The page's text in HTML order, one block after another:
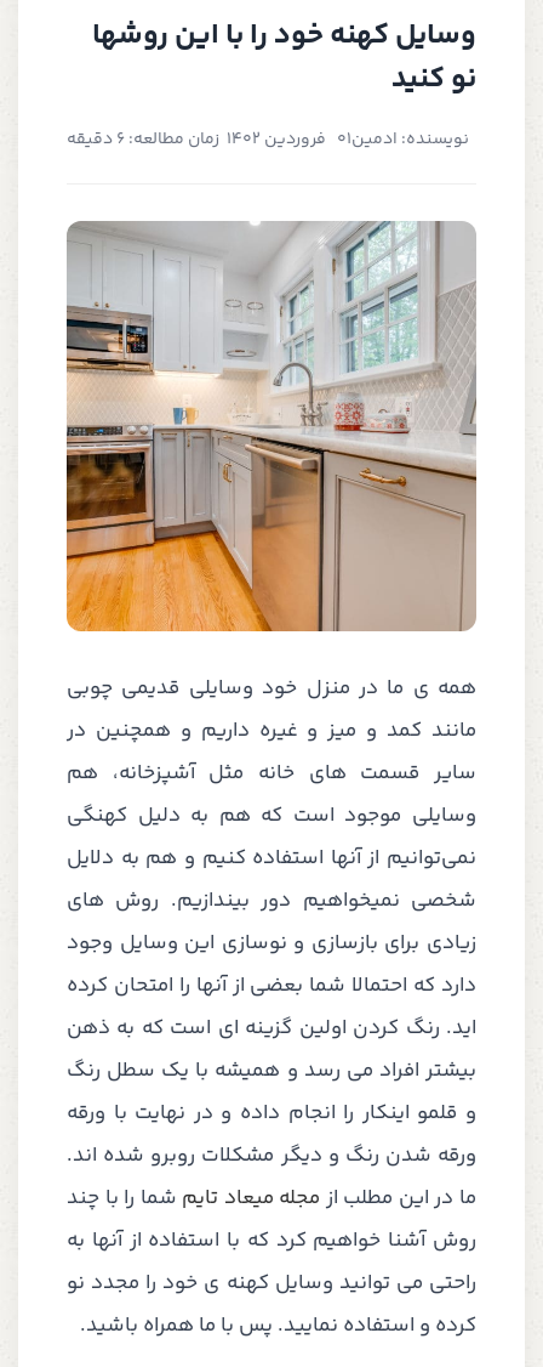
وسایل کهنه خود را با این روشها
نو کنید
نویسنده: ادمین01 فروردین 1402 زمان مطالعه: 6 دقیقه
همه ی ما در منزل خود وسایلی قدیمی چوبی
مانند کمد و میز و غیره داریم و همچنین در
سایر قسمت های خانه مثل آشپزخانه، هم
وسایلی موجود است که هم به دلیل کهنگی
نمی‌توانیم از آنها استفاده کنیم و هم به دلایل
شخصی نمیخواهیم دور بیندازیم. روش های
زیادی برای بازسازی و نوسازی این وسایل وجود
دارد که احتمالا شما بعضی از آنها را امتحان کرده
اید. رنگ کردن اولین گزینه ای است که به ذهن
بیشتر افراد می رسد و همیشه با یک سطل رنگ
و قلمو اینکار را انجام داده و در نهایت با ورقه
ورقه شدن رنگ و دیگر مشکلات روبرو شده اند.
ما در این مطلب از مجله میعاد تایم شما را با چند
روش آشنا خواهیم کرد که با استفاده از آنها به
راحتی می توانید وسایل کهنه ی خود را مجدد نو
کرده و استفاده نمایید. پس با ما همراه باشید.